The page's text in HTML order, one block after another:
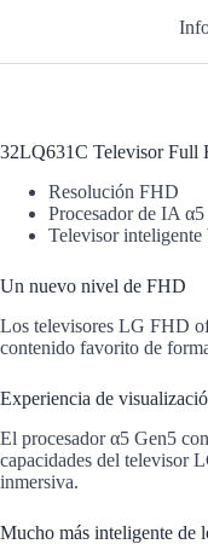
32LQ631C Televisor Full
Resolución FHD
Procesador de IA
Televisor inteligente
Un nuevo nivel de FHD
Los televisores LG FHD
contenido favorito de
Experiencia de
El procesador α5 Gen5
capacidades del televisor
inmersiva.
Mucho más inteligente de